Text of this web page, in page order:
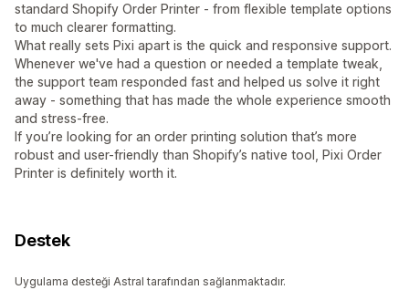
standard Shopify Order Printer - from flexible template options
to much clearer formatting.
What really sets Pixi apart is the quick and responsive support.
Whenever we've had a question or needed a template tweak,
the support team responded fast and helped us solve it right
away - something that has made the whole experience smooth
and stress-free.
If you’re looking for an order printing solution that’s more
robust and user-friendly than Shopify’s native tool, Pixi Order
Printer is definitely worth it.
Destek
Uygulama desteği Astral tarafından sağlanmaktadır.